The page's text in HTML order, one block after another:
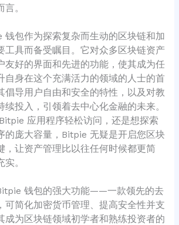
。
钱包作为探索复杂而生动的区块链和加
工具而备受瞩目。它对众多区块链资产
友好的界面和先进的功能，使其成为任
自身在这个充满活力的领域的人士的首
倡导用户自由和安全的特性，以及对教
续投入，引领着去中心化金融的未来。
应用程序轻松访问，还是想探索
的庞大容量，Bitpie 无疑是开启您区块
，让资产管理比以往任何时候都更简
。
钱包的强大功能——一款领先的去
可简化加密货币管理、提高安全性并支
成为区块链领域初学者和熟练投资者的